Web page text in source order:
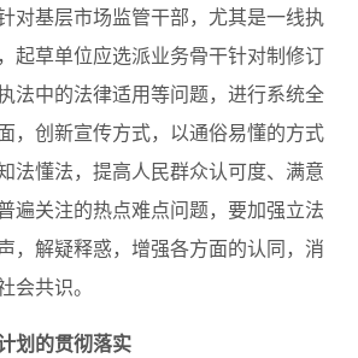
对基层市场监管干部，尤其是一线执
起草单位应选派业务骨干针对制修订
法中的法律适用等问题，进行系统全
，创新宣传方式，以通俗易懂的方式
法懂法，提高人民群众认可度、满意
遍关注的热点难点问题，要加强立法
，解疑释惑，增强各方面的认同，消
会共识。
划的贯彻落实